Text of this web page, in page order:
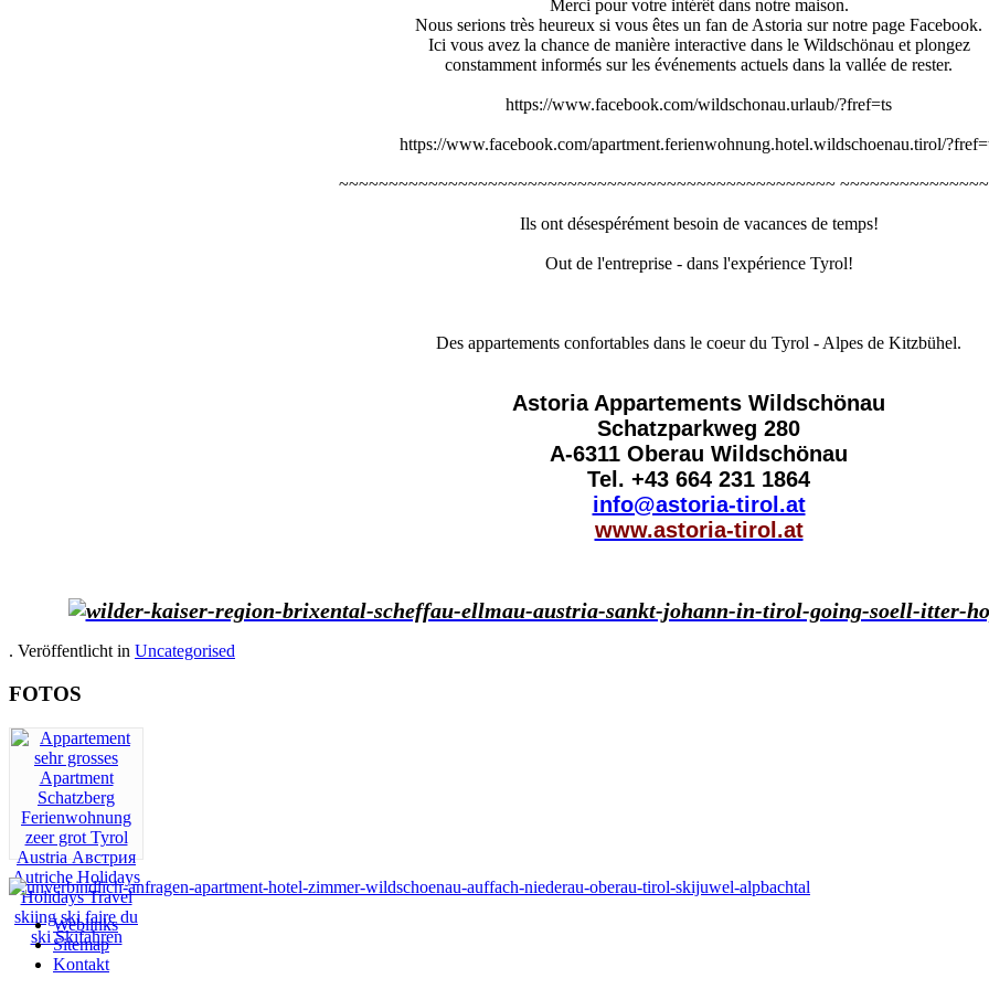
Merci pour votre intérêt dans notre maison.
Nous serions très heureux si vous êtes un fan de Astoria sur notre page Facebook.
Ici vous avez la chance de manière interactive dans le Wildschönau et plongez
constamment informés sur les événements actuels dans la vallée de rester.
https://www.facebook.com/wildschonau.urlaub/?fref=ts
https://www.facebook.com/apartment.ferienwohnung.hotel.wildschoenau.tirol/
~~~~~~~~~~~~~~~~~~~~~~~~~~~~~~~~~~~~~~~~~~~~~~~~~~
Ils ont désespérément besoin de vacances de temps!
Out de l'entreprise - dans l'expérience Tyrol!
Des appartements confortables dans le coeur du Tyrol - Alpes de Kitzbühel.
Astoria Appartements Wildschönau
Schatzparkweg 280
A-6311 Oberau Wildschönau
Tel. +43 664 231 1864
info@astoria-tirol.at
www.astoria-tirol.at
. Veröffentlicht in Uncategorised
FOTOS
Weblinks
Sitemap
Kontakt